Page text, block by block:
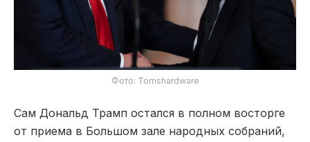
Фото: Tomshardware
Сам Дональд Трамп остался в полном восторге
от приема в Большом зале народных собраний,